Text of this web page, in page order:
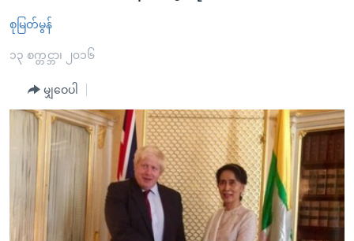
များ
ပင်မ
ညွန်း
နိုင်ငံတကာ
အစ္စရေး-ပါလက်စတိုင်း
ဗွီဒီယို
သတင်းလွတ်လပ်ခွင့်
အင်္ဂလိပ်စာလေ့လာမယ်
အမေရိကန်သုံးအီဒီယံ
မကြေးမုံရဲ့ အင်္ဂလိပ်စာ
ရုပ်ရှင်ထဲက အင်္ဂလိပ်စာ
သုတပဒေသာ အင်္ဂလိပ်စာ
အပတ်စဉ်ကဏ္ဍများ
ရေဒီယို
ရေဒီယိုနှင့်ရုပ်သံ အချက်အလက်များ
ရေဒီယို/တီဗွီအစီအစဉ်
Learning English
စုမြတ်မွန်
၁၃ စက္တင္ဘာ၊ ၂၀၁၆
မျှဝေပါ